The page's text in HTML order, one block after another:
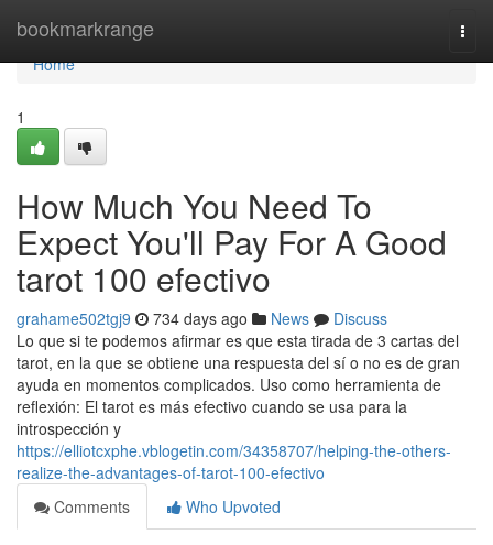
bookmarkrange
Home
Home
1
How Much You Need To
Expect You'll Pay For A Good
tarot 100 efectivo
grahame502tgj9 734 days ago News
Discuss
Lo que si te podemos afirmar es que esta tirada de 3 cartas del
tarot, en la que se obtiene una respuesta del sí o no es de gran
ayuda en momentos complicados. Uso como herramienta de
reflexión: El tarot es más efectivo cuando se usa para la
introspección y
https://elliotcxphe.vblogetin.com/34358707/helping-the-others-
realize-the-advantages-of-tarot-100-efectivo
Comments
Who Upvoted